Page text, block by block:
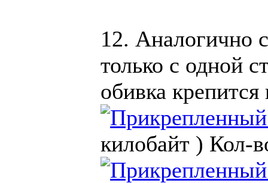
12. Аналогично
только с одной
обивка
килобайт ) Кол-